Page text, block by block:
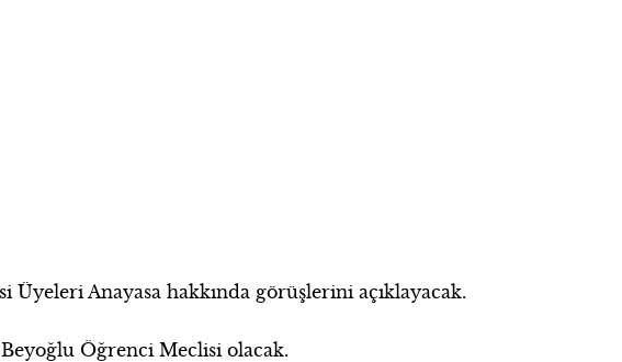
Üyeleri Anayasa hakkında görüşlerini açıklayacak.
Öğrenci Meclisi olacak.